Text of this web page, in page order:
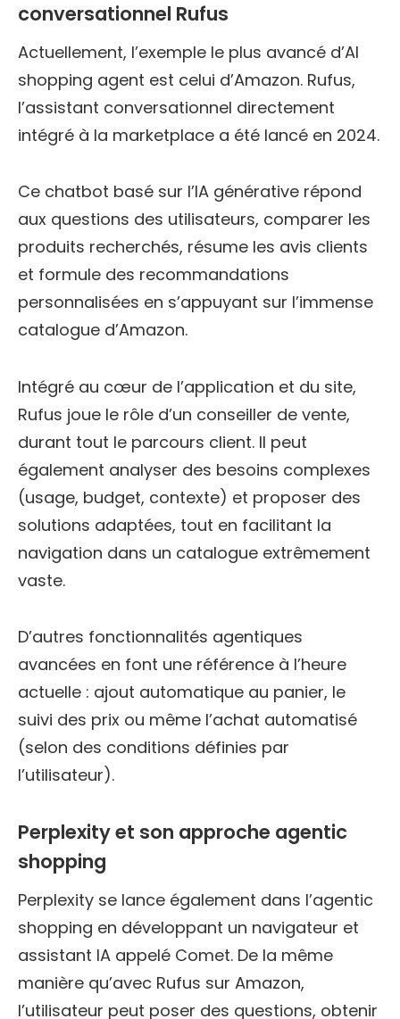
conversationnel Rufus
Actuellement, l’exemple le plus avancé d’AI
shopping agent est celui d’Amazon. Rufus,
l’assistant conversationnel directement
intégré à la marketplace a été lancé en 2024.
Ce chatbot basé sur l’IA générative répond
aux questions des utilisateurs, comparer les
produits recherchés, résume les avis clients
et formule des recommandations
personnalisées en s’appuyant sur l’immense
catalogue d’Amazon.
Intégré au cœur de l’application et du site,
Rufus joue le rôle d’un conseiller de vente,
durant tout le parcours client. Il peut
également analyser des besoins complexes
(usage, budget, contexte) et proposer des
solutions adaptées, tout en facilitant la
navigation dans un catalogue extrêmement
vaste.
D’autres fonctionnalités agentiques
avancées en font une référence à l’heure
actuelle : ajout automatique au panier, le
suivi des prix ou même l’achat automatisé
(selon des conditions définies par
l’utilisateur).
Perplexity et son approche agentic
shopping
Perplexity se lance également dans l’agentic
shopping en développant un navigateur et
assistant IA appelé Comet. De la même
manière qu’avec Rufus sur Amazon,
l’utilisateur peut poser des questions, obtenir